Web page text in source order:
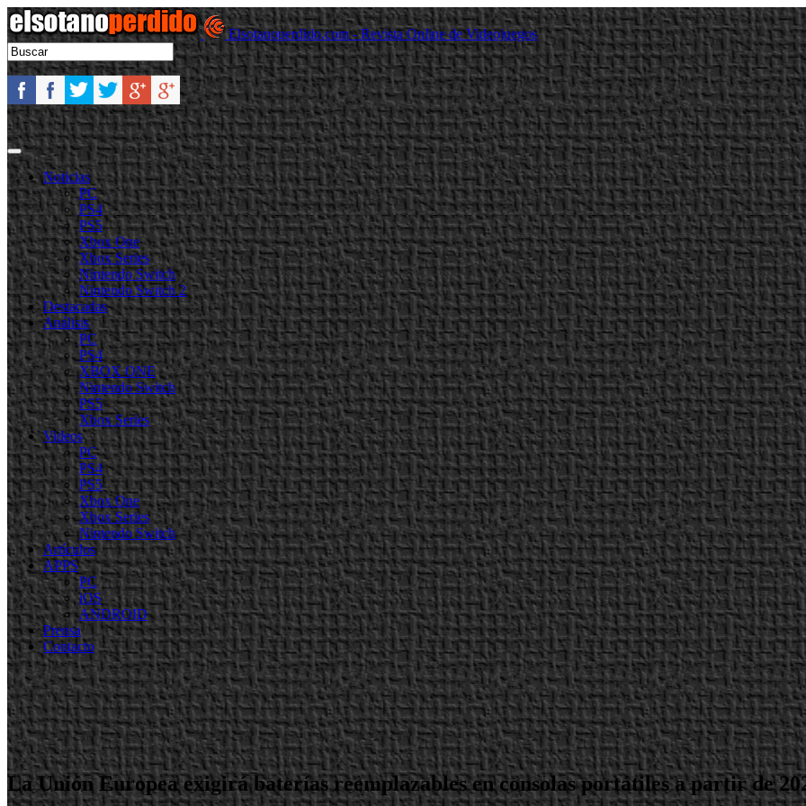
Elsotanoperdido.com - Revista Online de Videojuegos
Noticias
PC
PS4
PS5
Xbox One
Xbox Series
Nintendo Switch
Nintendo Switch 2
Destacadas
Análisis
PC
PS4
XBOX ONE
Nintendo Switch
PS5
Xbox Series
Videos
PC
PS4
PS5
Xbox One
Xbox Series
Nintendo Switch
Artículos
APPS
PC
iOS
ANDROID
Prensa
Contacto
La Unión Europea exigirá baterías reemplazables en consolas portátiles a partir de